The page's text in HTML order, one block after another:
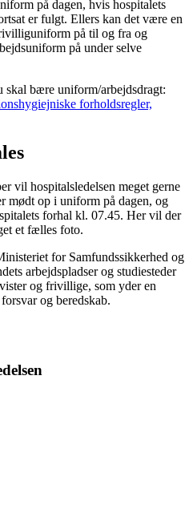
på dagen, hvis hospitalets
er fulgt. Ellers kan det være en
på til og fra og
på under selve
skal bære uniform/arbejdsdragt:
forholdsregler,
vil hospitalsledelsen meget gerne
mødt op i uniform på dagen, og
forhal kl. 07.45. Her vil der
et fælles foto.
for Samfundssikkerhed og
arbejdspladser og studiesteder
og frivillige, som yder en
og beredskab.